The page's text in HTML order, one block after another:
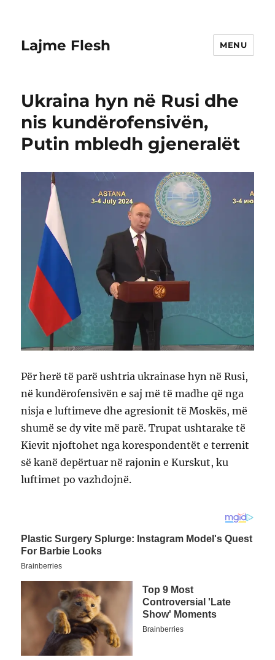
Lajme Flesh MENU
Ukraina hyn në Rusi dhe
nis kundërofensivën,
Putin mbledh gjeneralët
Për herë të parë ushtria ukrainase hyn në Rusi,
në kundërofensivën e saj më të madhe që nga
nisja e luftimeve dhe agresionit të Moskës, më
shumë se dy vite më parë. Trupat ushtarake të
Kievit njoftohet nga korespondentët e terrenit
së kanë depërtuar në rajonin e Kurskut, ku
luftimet po vazhdojnë.